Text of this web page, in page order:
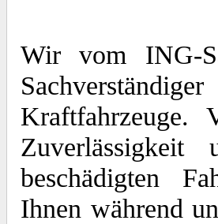
Wir vom ING-
Kraftfahrzeuge.
beschädigten
Ihnen während